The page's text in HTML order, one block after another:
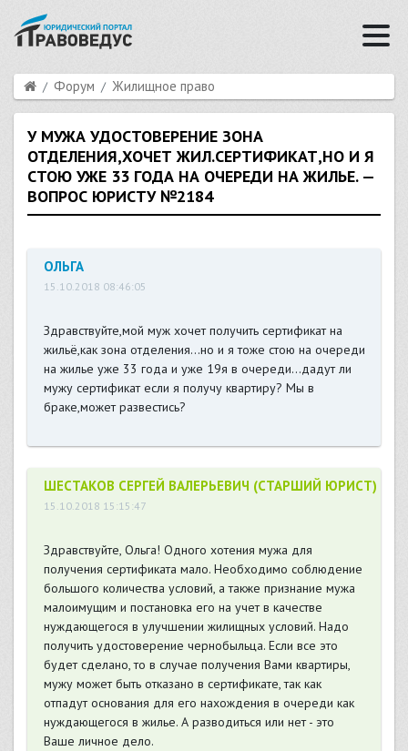
Форум Жилищное право
У МУЖА УДОСТОВЕРЕНИЕ ЗОНА
ОТДЕЛЕНИЯ,ХОЧЕТ ЖИЛ.СЕРТИФИКАТ,НО И Я
СТОЮ УЖЕ 33 ГОДА НА ОЧЕРЕДИ НА ЖИЛЬЕ. —
ВОПРОС ЮРИСТУ №2184
ОЛЬГА
15.10.2018 08:46:05
Здравствуйте,мой муж хочет получить сертификат на
жильё,как зона отделения...но и я тоже стою на очереди
на жилье уже 33 года и уже 19я в очереди...дадут ли
мужу сертификат если я получу квартиру? Мы в
браке,может развестись?
ШЕСТАКОВ СЕРГЕЙ ВАЛЕРЬЕВИЧ (СТАРШИЙ ЮРИСТ)
15.10.2018 15:15:47
Здравствуйте, Ольга! Одного хотения мужа для
получения сертификата мало. Необходимо соблюдение
большого количества условий, а также признание мужа
малоимущим и постановка его на учет в качестве
нуждающегося в улучшении жилищных условий. Надо
получить удостоверение чернобыльца. Если все это
будет сделано, то в случае получения Вами квартиры,
мужу может быть отказано в сертификате, так как
отпадут основания для его нахождения в очереди как
нуждающегося в жилье. А разводиться или нет - это
Ваше личное дело.